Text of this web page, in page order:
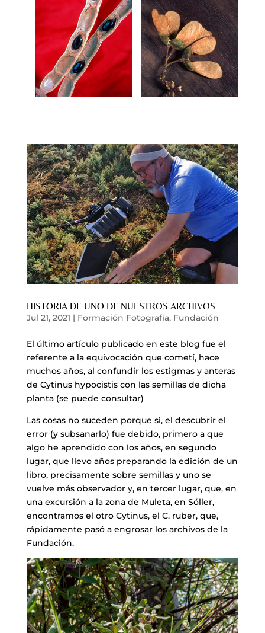
HISTORIA DE UNO DE NUESTROS ARCHIVOS
Jul 21, 2021 | Formación Fotografía, Fundación
El último artículo publicado en este blog fue el
referente a la equivocación que cometí, hace
muchos años, al confundir los estigmas y anteras
de Cytinus hypocistis con las semillas de dicha
planta (se puede consultar)
Las cosas no suceden porque si, el descubrir el
error (y subsanarlo) fue debido, primero a que
algo he aprendido con los años, en segundo
lugar, que llevo años preparando la edición de un
libro, precisamente sobre semillas y uno se
vuelve más observador y, en tercer lugar, que, en
una excursión a la zona de Muleta, en Sóller,
encontramos el otro Cytinus, el C. ruber, que,
rápidamente pasó a engrosar los archivos de la
Fundación.